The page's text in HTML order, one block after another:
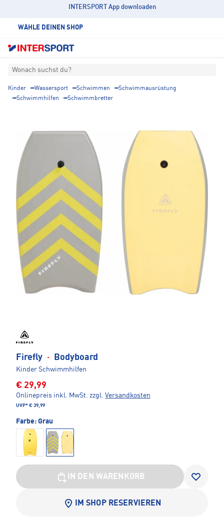
INTERSPORT App downloaden
WÄHLE DEINEN SHOP
Wonach suchst du?
Kinder Wassersport Schwimmen
Schwimmausrüstung
Schwimmhilfen
Schwimmbretter
Firefly · Bodyboard
Kinder Schwimmhilfen
€ 29,99
Onlinepreis inkl. MwSt. zzgl. Versandkosten
UVP* € 39,99
Farbe: Grau
IN DEN WARENKORB
IM SHOP RESERVIEREN